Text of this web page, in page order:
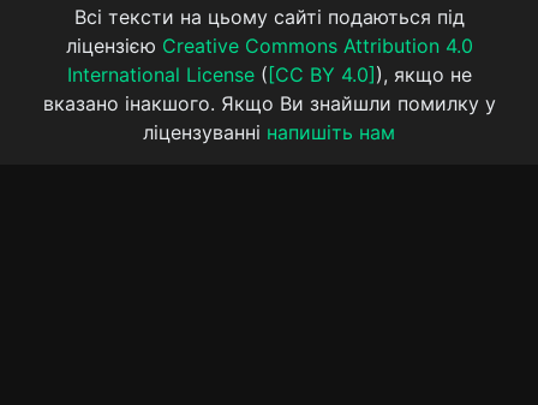
Всі тексти на цьому сайті подаються під
ліцензією Creative Commons Attribution 4.0
International License( [CC BY 4.0] ), якщо не
вказано інакшого. Якщо Ви знайшли помилку у
ліцензуванні напишіть нам